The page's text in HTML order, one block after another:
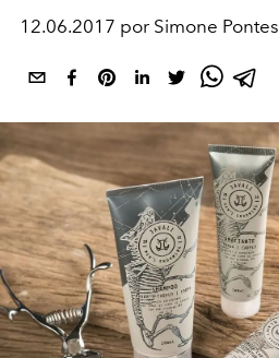
12.06.2017 por Simone Pontes